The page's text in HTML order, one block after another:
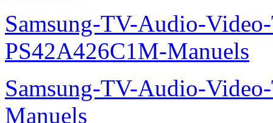
Samsung-TV-Audio-
PS42A426C1M-Manuels
Samsung-TV-Audio-
Manuels